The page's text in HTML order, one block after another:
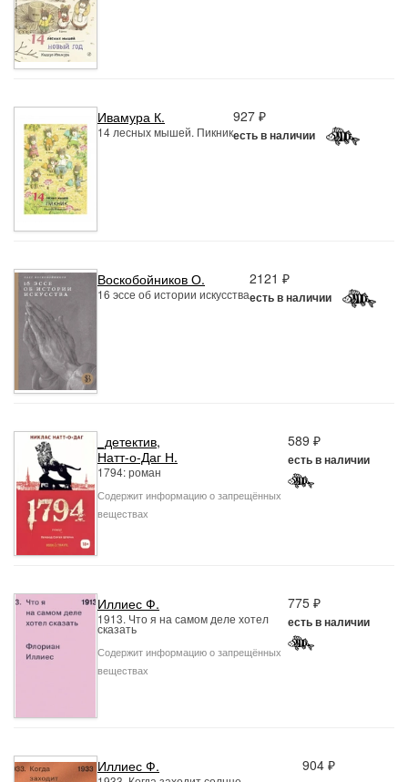
Ивамура К.
14 лесных мышей. Пикник
927 ₽
есть в наличии
Воскобойников О.
16 эссе об истории искусства
2121 ₽
есть в наличии
_детектив,
Натт-о-Даг Н.
1794: роман
Содержит информацию о запрещённых
веществах
589 ₽
есть в наличии
Иллиес Ф.
1913. Что я на самом деле хотел
сказать
Содержит информацию о запрещённых
веществах
775 ₽
есть в наличии
Иллиес Ф. 904 ₽